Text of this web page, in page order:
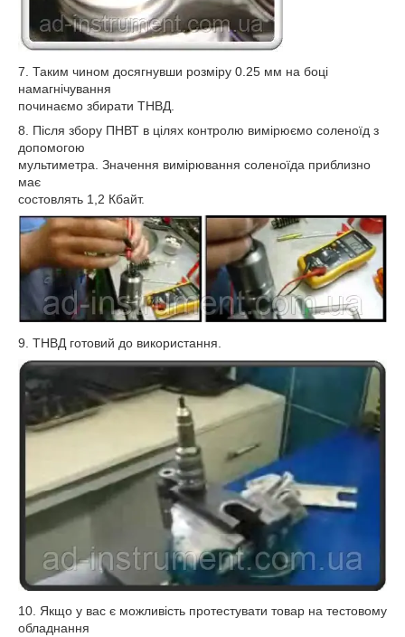
7. Таким чином досягнувши розміру 0.25 мм на боці
намагнічування
починаємо збирати ТНВД.
8. Після збору ПНВТ в цілях контролю вимірюємо соленоїд з
допомогою
мультиметра. Значення вимірювання соленоїда приблизно
має
состовлять 1,2 Кбайт.
9. ТНВД готовий до використання.
10. Якщо у вас є можливість протестувати товар на тестовому
обладнання